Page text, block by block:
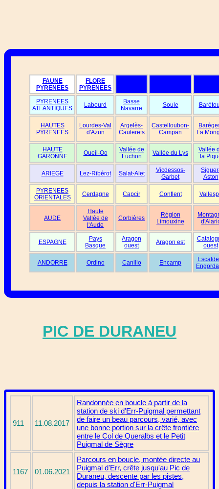
FAUNE
PYRENEES
FLORE
PYRENEES
PYRENEES
ATLANTIQUES
Labourd
Basse
Navarre
Soule
HAUTES
PYRENEES
Lourdes-Val
d'Azun
Argelès-
Cauterets
Castelloubon-
Campan
La
HAUTE
GARONNE
Oueil-Oo
Vallée de
Luchon
Vallée du Lys
Vallée
la
ARIEGE Lez-Ribérot Salat-Alet
Vicdessos-
Garbet
Aston
PYRENEES
ORIENTALES
Cerdagne Capcir Conflent
AUDE
Haute
Vallée de
l'Aude
Corbières
Région
Limouxine
ESPAGNE
Pays
Basque
Aragon
ouest
Aragon est
ouest
ANDORRE Ordino Canillo Encamp
PIC DE DURANEU
911 11.08.2017
Randonnée en boucle à partir de la
station de ski d'Err-Puigmal permettant
de faire un beau parcours, varié, avec
une bonne portion sur la crête frontière
entre le Col de Queralbs et le Petit
Puigmal de Sègre
1167 01.06.2021
Parcours en boucle, montée directe au
Puigmal d'Err, crête jusqu'au Pic de
Duraneu, descente par les pistes,
depuis la station d'Err-Puigmal